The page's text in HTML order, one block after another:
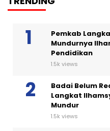
Pemkab
Mundurnya
Pendidikan
1.5k views
Badai Belum
Langkat
Mundur
1.5k views